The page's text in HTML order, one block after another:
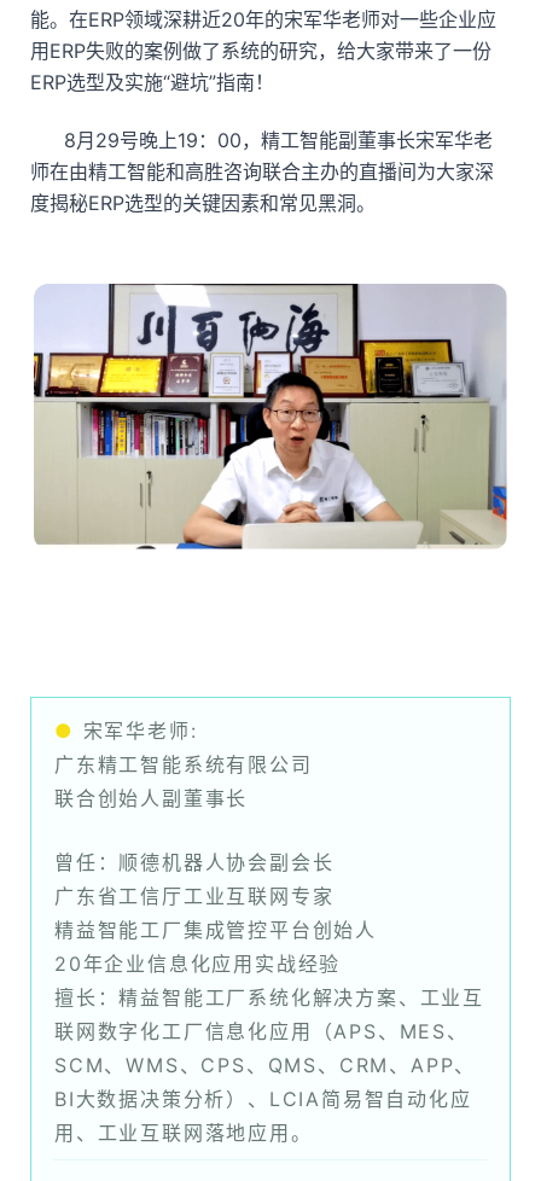
能。在ERP领域深耕近20年的宋军华老师对一些企业应
用ERP失败的案例做了系统的研究，给大家带来了一份
ERP选型及实施“避坑”指南！
8月29号晚上19：00，精工智能副董事长宋军华老
师在由精工智能和高胜咨询联合主办的直播间为大家深
度揭秘ERP选型的关键因素和常见黑洞。
● 宋军华老师:
广东精工智能系统有限公司
联合创始人副董事长
曾任：顺德机器人协会副会长
广东省工信厅工业互联网专家
精益智能工厂集成管控平台创始人
20年企业信息化应用实战经验
擅长：精益智能工厂系统化解决方案、工业互
联网数字化工厂信息化应用（APS、MES、
SCM、WMS、CPS、QMS、CRM、APP、
BI大数据决策分析）、LCIA简易智自动化应
用、工业互联网落地应用。